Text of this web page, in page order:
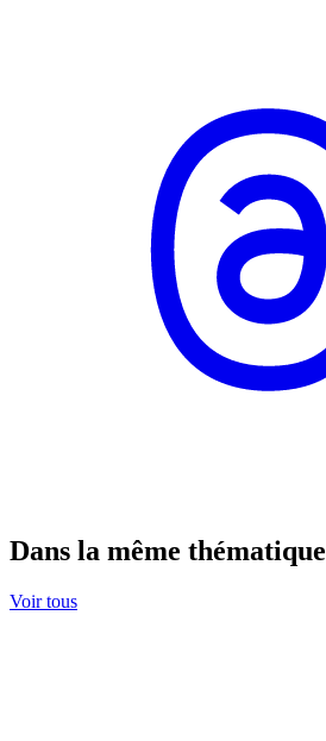
Dans la même thématique
Voir tous